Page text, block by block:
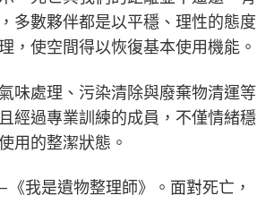
多數夥伴都是以平穩、理性的態度
，使空間得以恢復基本使用機能。
味處理、污染清除與廢棄物清運等
經過專業訓練的成員，不僅情緒穩
用的整潔狀態。
我是遺物整理師》。面對死亡，